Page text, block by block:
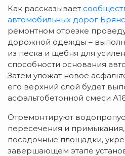
Как рассказывает
автомобильных дорог
ремонтном отрезке
дорожной одежды –
из песка и щебня для
способности основания
Затем уложат новое
его верхний слой будет
асфальтобетонной смеси
Отремонтируют
пересечения и
посадочные площадки,
завершающем этапе